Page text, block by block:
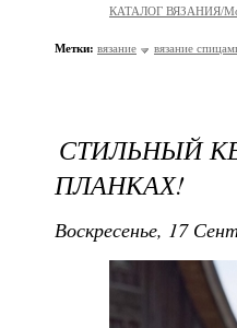
КАТАЛОГ ВЯЗАНИЯ/
Метки: вязание вязание
СТИЛЬНЫЙ
ПЛАНКАХ!
Воскресенье, 17